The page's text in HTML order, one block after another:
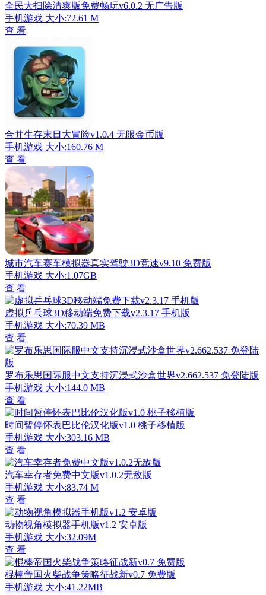
全民大扫除清爽版免费畅玩v6.0.2 无广告版
手机游戏 大小:72.61 M
查 看
合并生存末日大冒险v1.0.4 无限金币版
手机游戏 大小:160.76 M
查 看
城市汽车赛车模拟器真实驾驶3D竞速v9.10 免费版
手机游戏 大小:1.07GB
查 看
虚拟乒乓球3D移动端免费下载v2.3.17 手机版
手机游戏 大小:70.39 MB
查 看
罗布乐思国际服中文支持沉浸式沙盒世界v2.662.537 免登陆版
手机游戏 大小:144.0 MB
查 看
时间暂停怀表巴比伦汉化版v1.0 桃子移植版
手机游戏 大小:303.16 MB
查 看
汽车幸存者免费中文版v1.0.2无敌版
手机游戏 大小:83.74 M
查 看
动物视角模拟器手机版v1.2 安卓版
手机游戏 大小:32.09M
查 看
棍棒帝国火柴战争策略征战新v0.7 免费版
手机游戏 大小:41.22MB